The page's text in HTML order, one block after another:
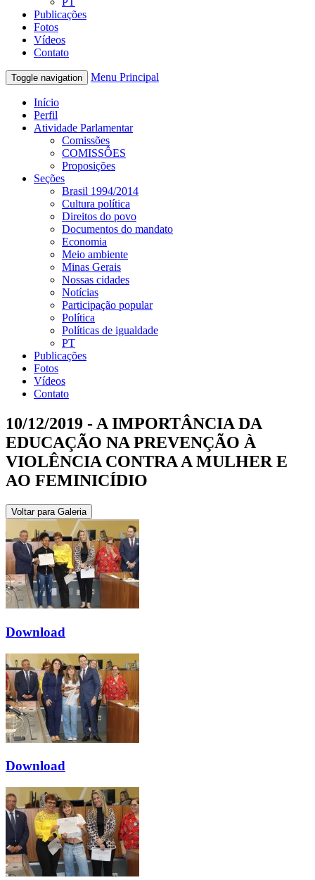
Publicações
Fotos
Vídeos
Contato
Toggle navigation Menu Principal
Início
Perfil
Atividade Parlamentar
Comissões
COMISSÔES
Proposições
Seções
Brasil 1994/2014
Cultura política
Direitos do povo
Documentos do mandato
Economia
Meio ambiente
Minas Gerais
Nossas cidades
Notícias
Participação popular
Política
Políticas de igualdade
PT
Publicações
Fotos
Vídeos
Contato
10/12/2019 - A IMPORTÂNCIA DA
EDUCAÇÃO NA PREVENÇÃO À
VIOLÊNCIA CONTRA A MULHER E
AO FEMINICÍDIO
Voltar para Galeria
Download
Download